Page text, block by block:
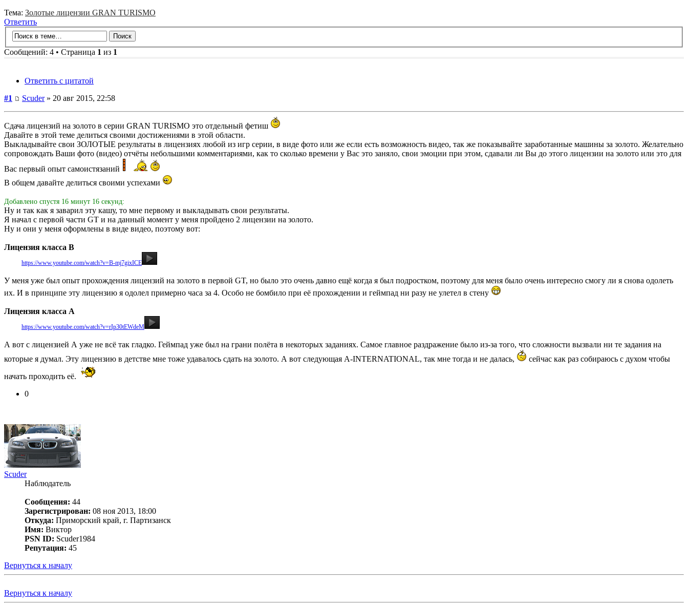
Тема: Золотые лицензии GRAN TURISMO
Ответить
Сообщений: 4 • Страница 1 из 1
Ответить с цитатой
#1
Scuder» 20 авг 2015, 22:58
Сдача лицензий на золото в серии GRAN TURISMO это отдельный фетиш
Давайте в этой теме делиться своими достижениями в этой области.
Выкладывайте свои ЗОЛОТЫЕ результаты в лицензиях любой из игр серии, в виде фото или же если есть возможность видео, так же показывайте заработанные машины за золото. Желательно
сопровождать Ваши фото (видео) отчёты небольшими комментариями, как то сколько времени у Вас это заняло, свои эмоции при этом, сдавали ли Вы до этого лицензии на золото или это для
Вас первый опыт самоистязаний
В общем давайте делиться своими успехами
Добавлено спустя 16 минут 16 секунд:
Ну и так как я заварил эту кашу, то мне первому и выкладывать свои результаты.
Я начал с первой части GT и на данный момент у меня пройдено 2 лицензии на золото.
Ну и они у меня оформлены в виде видео, поэтому вот:
Лицензия класса B
https://www.youtube.com/watch?v=B-mj7gixICE
У меня уже был опыт прохождения лицензий на золото в первой GT, но было это очень давно ещё когда я был подростком, поэтому для меня было очень интересно смогу ли я снова одолеть
их. И в принципе эту лицензию я одолел примерно часа за 4. Особо не бомбило при её прохождении и геймпад ни разу не улетел в стену
Лицензия класса А
https://www.youtube.com/watch?v=rIp30tEWdeM
А вот с лицензией А уже не всё так гладко. Геймпад уже был на грани полёта в некоторых заданиях. Самое главное раздражение было из-за того, что сложности вызвали ни те задания на
которые я думал. Эту лицензию в детстве мне тоже удавалось сдать на золото. А вот следующая A-INTERNATIONAL, так мне тогда и не далась,
сейчас как раз собираюсь с духом чтобы
начать проходить её.
0
Scuder
Наблюдатель
Сообщения: 44
Зарегистрирован: 08 ноя 2013, 18:00
Откуда: Приморский край, г. Партизанск
Имя: Виктор
PSN ID: Scuder1984
Репутация: 45
Вернуться к началу
Вернуться к началу